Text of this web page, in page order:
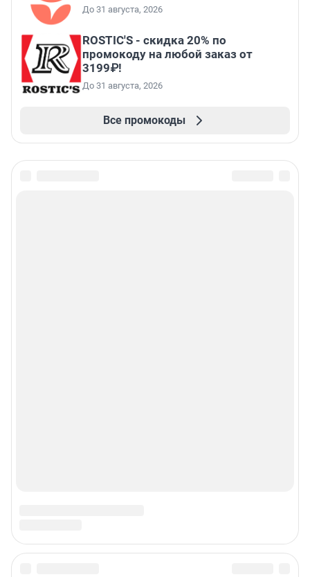
До 31 августа, 2026
ROSTIC'S - скидка 20% по
промокоду на любой заказ от
3199₽!
До 31 августа, 2026
Все промокоды